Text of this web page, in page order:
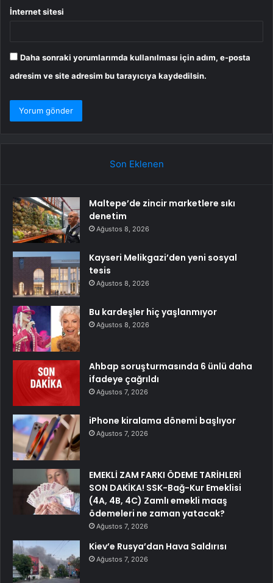
İnternet sitesi
Daha sonraki yorumlarımda kullanılması için adım, e-posta
adresim ve site adresim bu tarayıcıya kaydedilsin.
Son Eklenen
Maltepe’de zincir marketlere sıkı
denetim
Ağustos 8, 2026
Kayseri Melikgazi’den yeni sosyal
tesis
Ağustos 8, 2026
Bu kardeşler hiç yaşlanmıyor
Ağustos 8, 2026
Ahbap soruşturmasında 6 ünlü daha
ifadeye çağrıldı
Ağustos 7, 2026
iPhone kiralama dönemi başlıyor
Ağustos 7, 2026
EMEKLİ ZAM FARKI ÖDEME TARİHLERİ
SON DAKİKA! SSK-Bağ-Kur Emeklisi
(4A, 4B, 4C) Zamlı emekli maaş
ödemeleri ne zaman yatacak?
Ağustos 7, 2026
Kiev’e Rusya’dan Hava Saldırısı
Ağustos 7, 2026